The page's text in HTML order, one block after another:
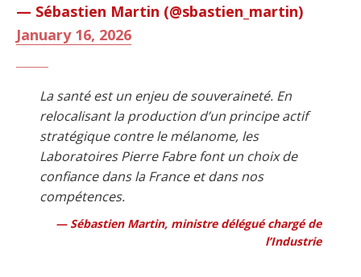
— Sébastien Martin (@sbastien_martin)
January 16, 2026
La santé est un enjeu de souveraineté. En
relocalisant la production d’un principe actif
stratégique contre le mélanome, les
Laboratoires Pierre Fabre font un choix de
confiance dans la France et dans nos
compétences.
Sébastien Martin, ministre délégué chargé de
l’Industrie